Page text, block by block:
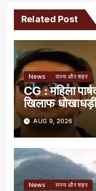
Related Post
News राज्य और शहर
CG : महिला
खिलाफ
AUG 9, 2026
News राज्य और शहर